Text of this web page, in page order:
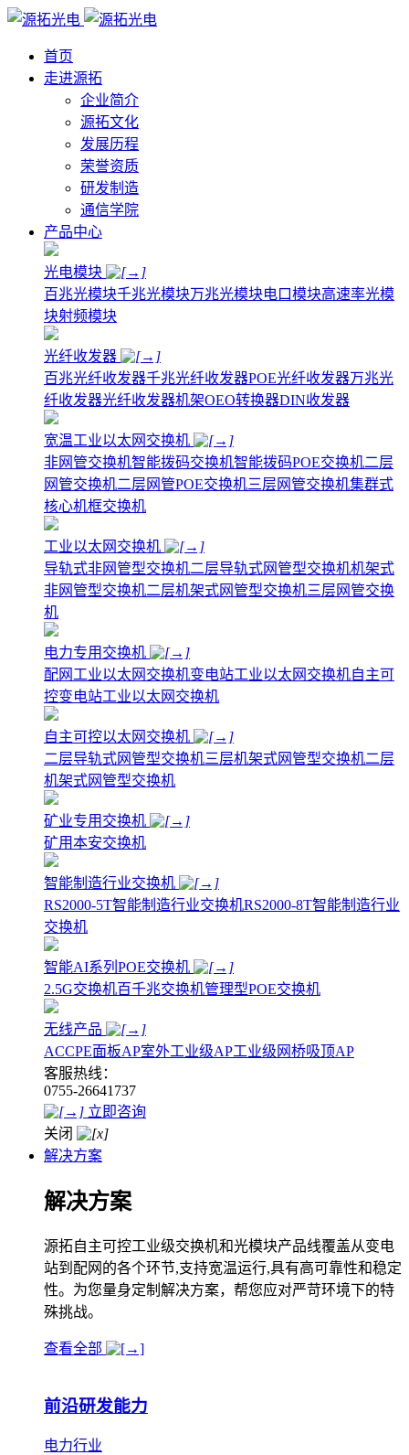
首页
走进源拓
企业简介
源拓文化
发展历程
荣誉资质
研发制造
通信学院
产品中心
光电模块
百兆光模块千兆光模块万兆光模块电口模块高速率光模
块射频模块
光纤收发器
百兆光纤收发器千兆光纤收发器POE光纤收发器万兆光
纤收发器光纤收发器机架OEO转换器DIN收发器
宽温工业以太网交换机
非网管交换机智能拨码交换机智能拨码POE交换机二层
网管交换机二层网管POE交换机三层网管交换机集群式
核心机框交换机
工业以太网交换机
导轨式非网管型交换机二层导轨式网管型交换机机架式
非网管型交换机二层机架式网管型交换机三层网管交换
机
电力专用交换机
配网工业以太网交换机变电站工业以太网交换机自主可
控变电站工业以太网交换机
自主可控以太网交换机
二层导轨式网管型交换机三层机架式网管型交换机二层
机架式网管型交换机
矿业专用交换机
矿用本安交换机
智能制造行业交换机
RS2000-5T智能制造行业交换机RS2000-8T智能制造行业
交换机
智能AI系列POE交换机
2.5G交换机百千兆交换机管理型POE交换机
无线产品
ACCPE面板AP室外工业级AP工业级网桥吸顶AP
客服热线：
0755-26641737
立即咨询
关闭
解决方案
解决方案
源拓自主可控工业级交换机和光模块产品线覆盖从变电
站到配网的各个环节,支持宽温运行,具有高可靠性和稳定
性。为您量身定制解决方案，帮您应对严苛环境下的特
殊挑战。
查看全部
前沿研发能力
电力行业